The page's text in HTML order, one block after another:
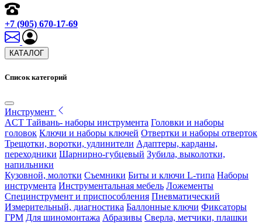
+7 (905) 670-17-69
КАТАЛОГ
Список категорий
Инструмент
ACT Тайвань- наборы инструмента Головки и наборы
головок Ключи и наборы ключей Отвертки и наборы отверток
Трещотки, воротки, удлинители Адаптеры, карданы,
переходники Шарнирно-губцевый Зубила, выколотки,
напильники
Кузовной, молотки Съемники Биты и ключи L-типа Наборы
инструмента Инструментальная мебель Ложементы
Специнструмент и приспособления Пневматический
Измерительный, диагностика Баллонные ключи Фиксаторы
ГРМ Для шиномонтажа Абразивы Сверла, метчики, плашки